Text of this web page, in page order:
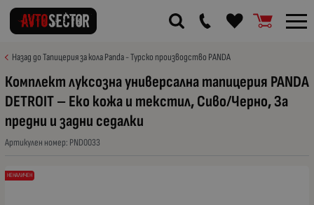
Назад до Тапицерия за кола Panda - Турско производство PANDA
Комплект луксозна универсална тапицерия PANDA
DETROIT – Еко кожа и текстил, Сиво/Черно, За
предни и задни седалки
Артикулен номер: PND0033
НЕНАЛИЧЕН